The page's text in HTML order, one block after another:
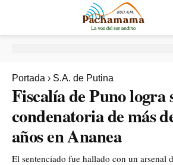
Portada › S.A. de Putina
Fiscalía de Puno logra
condenatoria de más
años en Ananea
El sentenciado fue hallado con un arsenal